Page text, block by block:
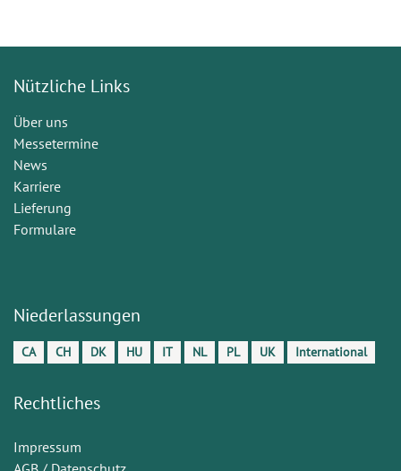
Nützliche Links
Über uns
Messetermine
News
Karriere
Lieferung
Formulare
Niederlassungen
CA CH DK HU IT NL PL UK International
Rechtliches
Impressum